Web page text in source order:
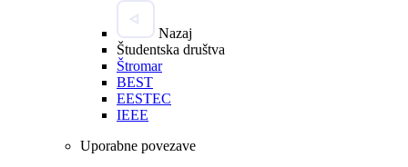
Nazaj
Študentska društva
Štromar
BEST
EESTEC
IEEE
Uporabne povezave